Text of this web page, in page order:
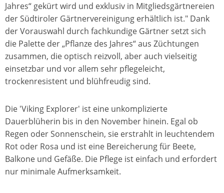
Jahres“ gekürt wird und exklusiv in Mitgliedsgärtnereien
der Südtiroler Gärtnervereinigung erhältlich ist." Dank
der Vorauswahl durch fachkundige Gärtner setzt sich
die Palette der „Pflanze des Jahres“ aus Züchtungen
zusammen, die optisch reizvoll, aber auch vielseitig
einsetzbar und vor allem sehr pflegeleicht,
trockenresistent und blühfreudig sind.
Die 'Viking Explorer' ist eine unkomplizierte
Dauerblüherin bis in den November hinein. Egal ob
Regen oder Sonnenschein, sie erstrahlt in leuchtendem
Rot oder Rosa und ist eine Bereicherung für Beete,
Balkone und Gefäße. Die Pflege ist einfach und erfordert
nur minimale Aufmerksamkeit.